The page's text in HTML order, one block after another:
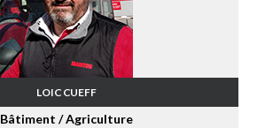
LOIC CUEFF
Bâtiment / Agriculture